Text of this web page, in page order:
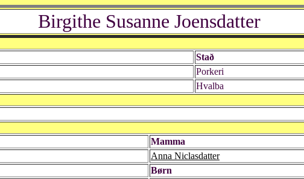
Birgithe Susanne Joensdatter
Stað
Porkeri
Hvalba
Mamma
Anna Niclasdatter
Børn